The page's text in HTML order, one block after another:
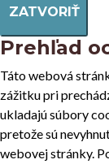
ZATVORIŤ
Prehľad
Táto webová
zážitku pri
ukladajú súbory
pretože sú
webovej stránky.